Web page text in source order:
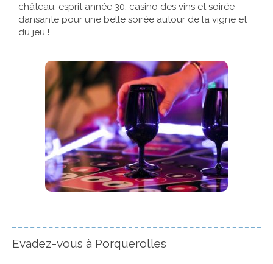
château, esprit année 30, casino des vins et soirée
dansante pour une belle soirée autour de la vigne et
du jeu !
Evadez-vous à Porquerolles